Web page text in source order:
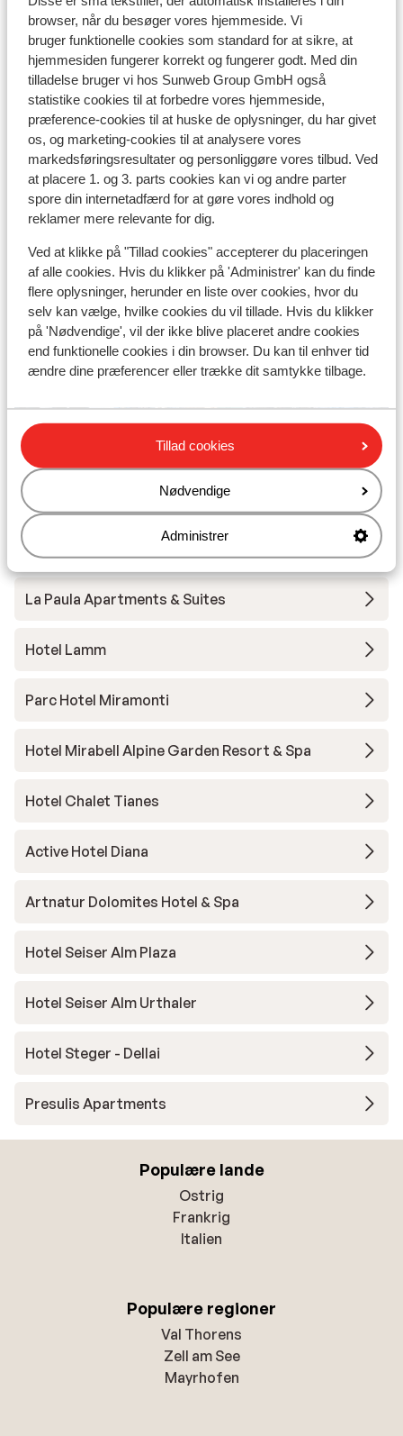
browser, når du besøger vores hjemmeside. Vi
bruger funktionelle cookies som standard for at sikre, at
hjemmesiden fungerer korrekt og fungerer godt. Med din
tilladelse bruger vi hos Sunweb Group GmbH også
statistike cookies til at forbedre vores hjemmeside,
præference-cookies til at huske de oplysninger, du har givet
os, og marketing-cookies til at analysere vores
markedsføringsresultater og personliggøre vores tilbud. Ved
at placere 1. og 3. parts cookies kan vi og andre parter
spore din internetadfærd for at gøre vores indhold og
reklamer mere relevante for dig.
Ved at klikke på "Tillad cookies" accepterer du placeringen
af alle cookies. Hvis du klikker på 'Administrer' kan du finde
flere oplysninger, herunder en liste over cookies, hvor du
selv kan vælge, hvilke cookies du vil tillade. Hvis du klikker
på 'Nødvendige', vil der ikke blive placeret andre cookies
end funktionelle cookies i din browser. Du kan til enhver tid
ændre dine præferencer eller trække dit samtykke tilbage.
Tillad cookies
Nødvendige
Administrer
Seiser Alm
Andre overnatningssteder i Seiser Alm
Alpenroyal Hotel
La Paula Apartments & Suites
Hotel Lamm
Parc Hotel Miramonti
Hotel Mirabell Alpine Garden Resort & Spa
Hotel Chalet Tianes
Active Hotel Diana
Artnatur Dolomites Hotel & Spa
Hotel Seiser Alm Plaza
Hotel Seiser Alm Urthaler
Hotel Steger - Dellai
Presulis Apartments
Populære lande
Ostrig
Frankrig
Italien
Populære regioner
Val Thorens
Zell am See
Mayrhofen